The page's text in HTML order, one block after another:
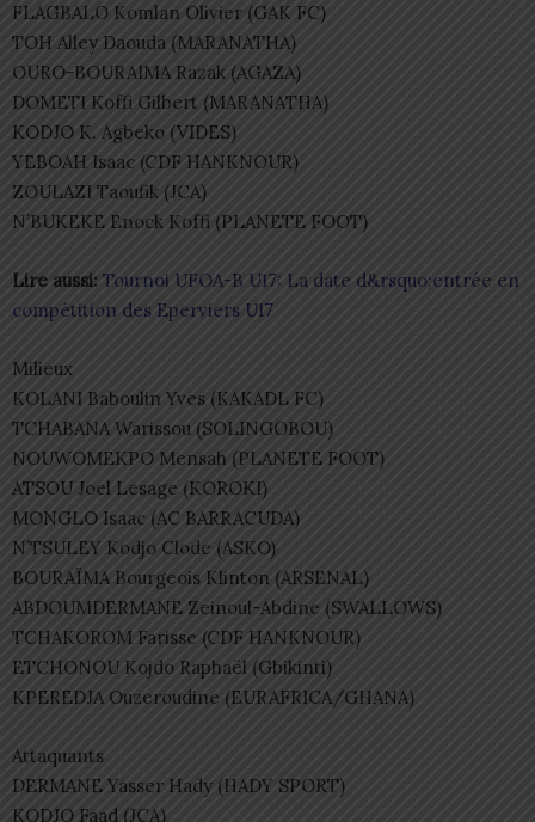
FLAGBALO Komlan Olivier (GAK FC)
TOH Alley Daouda (MARANATHA)
OURO-BOURAIMA Razak (AGAZA)
DOMETI Koffi Gilbert (MARANATHA)
KODJO K. Agbeko (VIDES)
YEBOAH Isaac (CDF HANKNOUR)
ZOULAZI Taoufik (JCA)
N’BUKEKE Enock Koffi (PLANETE FOOT)
Lire aussi: Tournoi UFOA-B U17: La date d&rsquo;entrée en
compétition des Eperviers U17
Milieux
KOLANI Baboulin Yves (KAKADL FC)
TCHABANA Warissou (SOLINGOBOU)
NOUWOMEKPO Mensah (PLANETE FOOT)
ATSOU Joel Lesage (KOROKI)
MONGLO Isaac (AC BARRACUDA)
N’TSULEY Kodjo Clode (ASKO)
BOURAÏMA Bourgeois Klinton (ARSENAL)
ABDOUMDERMANE Zeinoul-Abdine (SWALLOWS)
TCHAKOROM Farisse (CDF HANKNOUR)
ETCHONOU Kojdo Raphaël (Gbikinti)
KPEREDJA Ouzeroudine (EURAFRICA/GHANA)
Attaquants
DERMANE Yasser Hady (HADY SPORT)
KODJO Faad (JCA)